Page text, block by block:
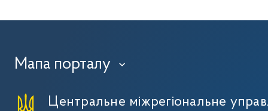
Мапа порталу ›
Центральне міжрегіональне